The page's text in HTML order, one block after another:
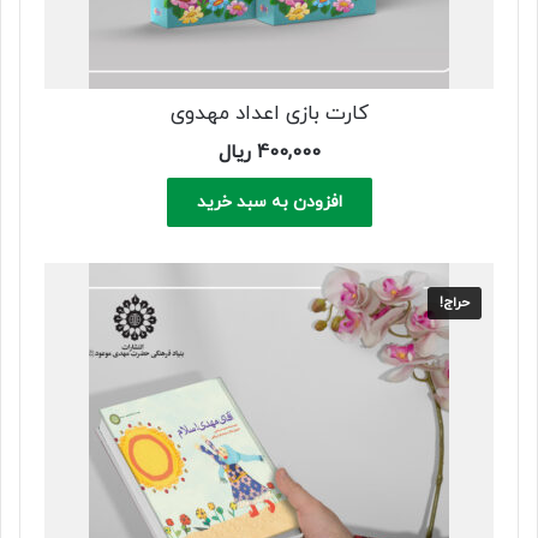
کارت بازی اعداد مهدوی
400,000 ریال
افزودن به سبد خرید
حراج!